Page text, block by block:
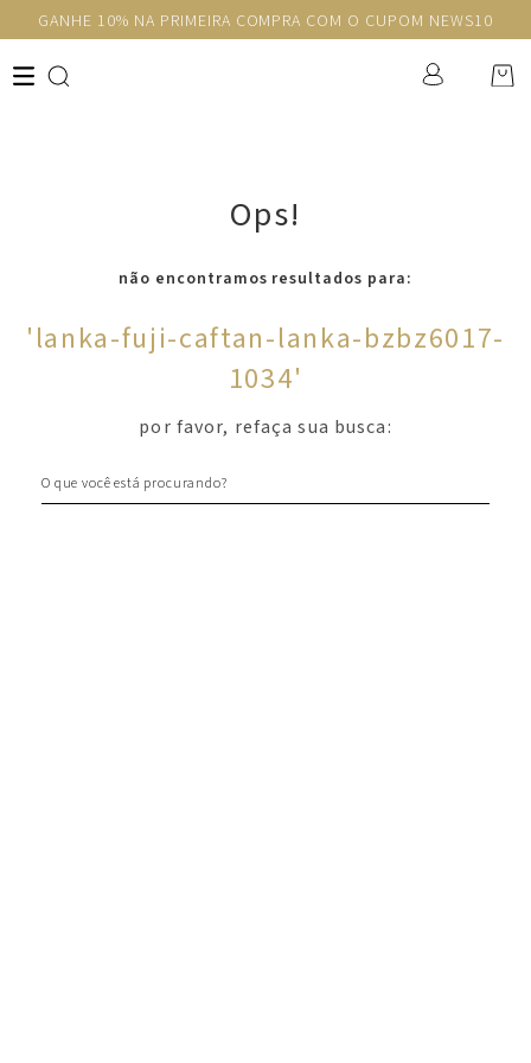
GANHE 10% NA PRIMEIRA COMPRA COM O CUPOM NEWS10
Ops!
não encontramos resultados para:
'lanka-fuji-caftan-lanka-bzbz6017-
1034'
por favor, refaça sua busca: